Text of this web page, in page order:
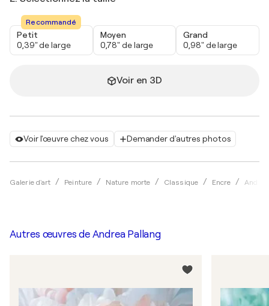
Voir l'œuvre chez vous Demander d'autres photos
Galerie d'art Peinture Nature morte Classique Encre
Recommandé
Petit
0,39" de large
Moyen
0,78" de large
Grand
0,98" de large
Voir en 3D
Autres œuvres de Andrea Pallang